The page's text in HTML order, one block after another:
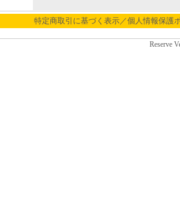
特定商取引に基づく表示／個人情報保護
Reserve